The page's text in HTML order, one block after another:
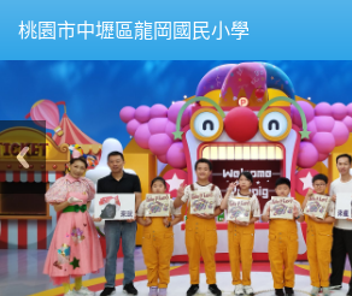
桃園市中壢區龍岡國民小學